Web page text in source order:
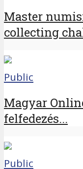
Master
collecting
Public
Magyar
felfedezés...
Public